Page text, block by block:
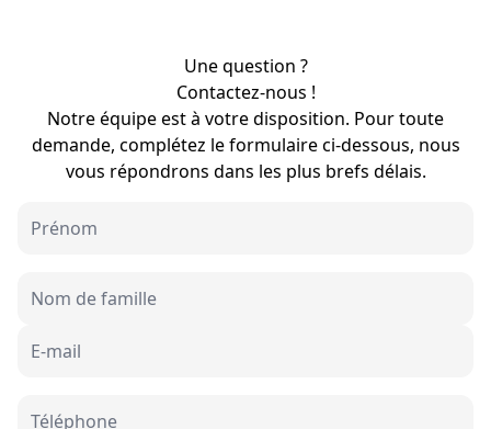
Une question ?
Contactez-nous !
Notre équipe est à votre disposition. Pour toute
demande, complétez le formulaire ci-dessous, nous
vous répondrons dans les plus brefs délais.